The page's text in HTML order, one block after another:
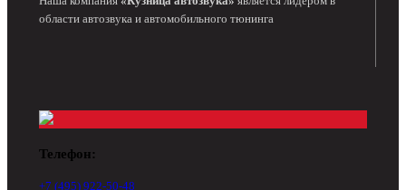
области автозвука и автомобильного тюнинга
Телефон:
+7 (495) 922-50-48